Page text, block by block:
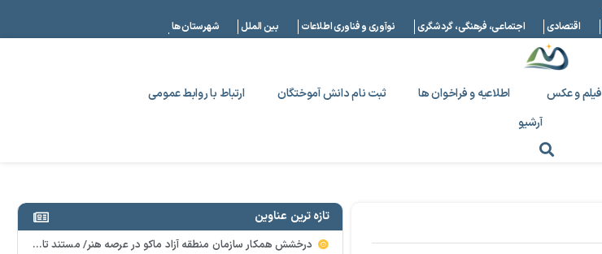
اقتصادی اجتماعی، فرهنگی، گردشگری نوآوری و فناوری اطلاعات بین الملل شهرستان ها
فیلم و عکس اطلاعیه و فراخوان ها ثبت نام دانش آموختگان
ارتباط با روابط عمومی
آرشیو
تازه ترین عناوین
درخشش همکار سازمان منطقه آزاد ماکو در عرصه هنر/ مستند تاریخی «زری خانم» به کارگردانی احد عبادی رونمایی شد